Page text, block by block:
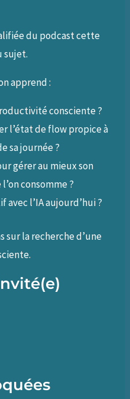
du podcast cette
sujet.
apprend :
consciente ?
l’état de flow propice à
sa journée ?
gérer au mieux son
consomme ?
l’IA aujourd’hui ?
sur la recherche d’une